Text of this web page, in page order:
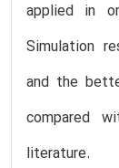
applied in
Simulation
and the
compared
literature.